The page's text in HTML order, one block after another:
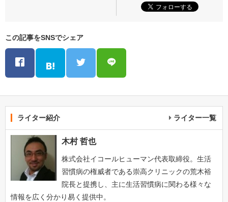
この記事をSNSでシェア
ライター紹介 ライター一覧
木村 哲也
株式会社イコールヒューマン代表取締役。生活
習慣病の権威者である崇高クリニックの荒木裕
院長と提携し、主に生活習慣病に関わる様々な
情報を広く分かり易く提供中。